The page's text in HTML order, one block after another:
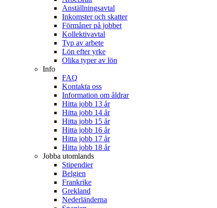
Anställningsavtal
Inkomster och skatter
Förmåner på jobbet
Kollektivavtal
Typ av arbete
Lön efter yrke
Olika typer av lön
Info
FAQ
Kontakta oss
Information om åldrar
Hitta jobb 13 år
Hitta jobb 14 år
Hitta jobb 15 år
Hitta jobb 16 år
Hitta jobb 17 år
Hitta jobb 18 år
Jobba utomlands
Stipendier
Belgien
Frankrike
Grekland
Nederländerna